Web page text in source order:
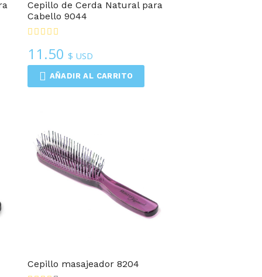
Cepillo de Cerda Natural para
Cabello 9044
11.50$ USD
AÑADIR AL CARRITO
Cepillo masajeador 8204